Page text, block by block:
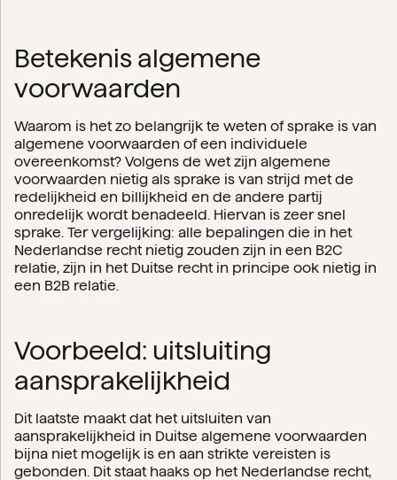
Betekenis algemene
voorwaarden
Waarom is het zo belangrijk te weten of sprake is van
algemene voorwaarden of een individuele
overeenkomst? Volgens de wet zijn algemene
voorwaarden nietig als sprake is van strijd met de
redelijkheid en billijkheid en de andere partij
onredelijk wordt benadeeld. Hiervan is zeer snel
sprake. Ter vergelijking: alle bepalingen die in het
Nederlandse recht nietig zouden zijn in een B2C
relatie, zijn in het Duitse recht in principe ook nietig in
een B2B relatie.
Voorbeeld: uitsluiting
aansprakelijkheid
Dit laatste maakt dat het uitsluiten van
aansprakelijkheid in Duitse algemene voorwaarden
bijna niet mogelijk is en aan strikte vereisten is
gebonden. Dit staat haaks op het Nederlandse recht,